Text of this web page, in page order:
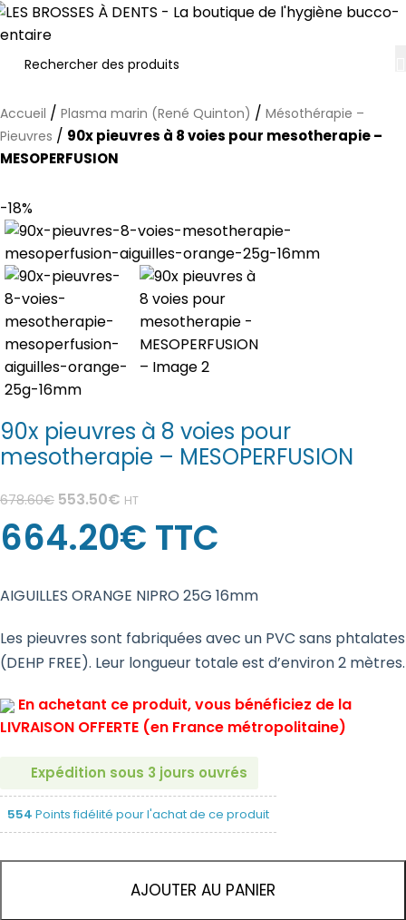
Accueil / Plasma marin (René Quinton) / Mésothérapie –
Pieuvres / 90x pieuvres à 8 voies pour mesotherapie –
MESOPERFUSION
-18%
90x pieuvres à 8 voies pour
mesotherapie – MESOPERFUSION
678.60€ 553.50€ HT
664.20€ TTC
AIGUILLES ORANGE NIPRO 25G 16mm
Les pieuvres sont fabriquées avec un PVC sans phtalates
(DEHP FREE). Leur longueur totale est d’environ 2 mètres.
En achetant ce produit, vous bénéficiez de la
LIVRAISON OFFERTE (en France métropolitaine)
Expédition sous 3 jours ouvrés
554 Points fidélité pour l'achat de ce produit
AJOUTER AU PANIER